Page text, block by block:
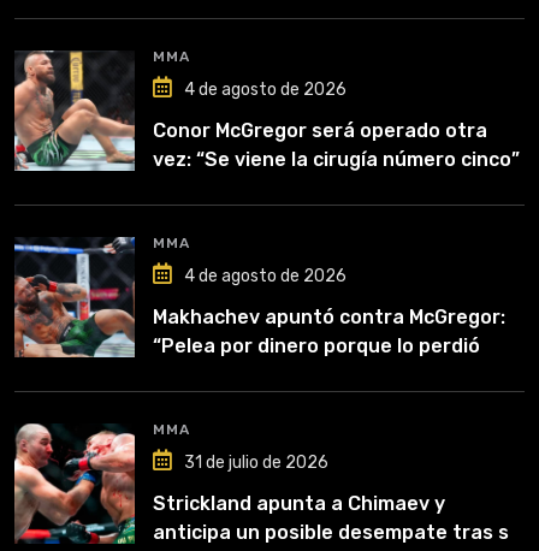
MMA
4 de agosto de 2026
Conor McGregor será operado otra
vez: “Se viene la cirugía número cinco”
MMA
4 de agosto de 2026
Makhachev apuntó contra McGregor:
“Pelea por dinero porque lo perdió
MMA
31 de julio de 2026
Strickland apunta a Chimaev y
anticipa un posible desempate tras su